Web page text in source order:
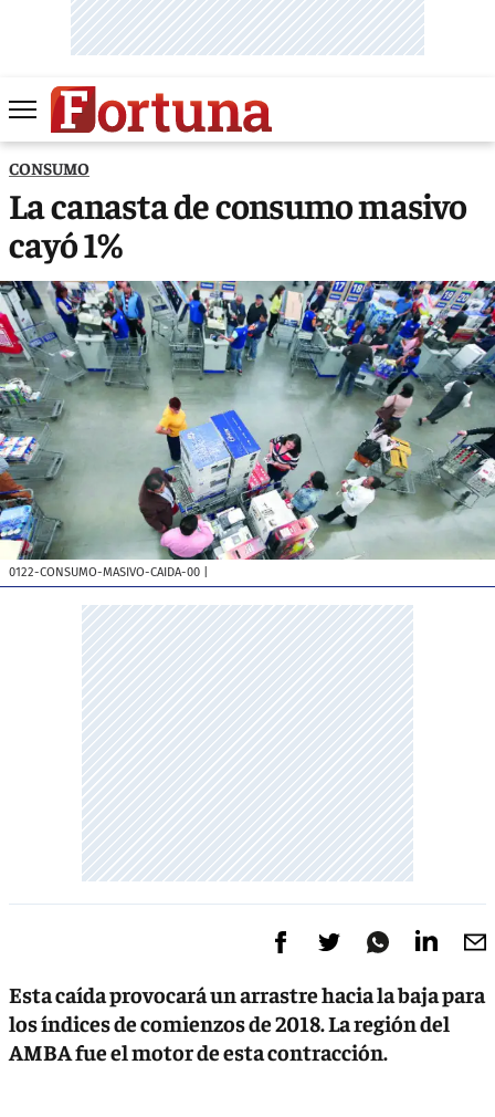
CONSUMO
La canasta de consumo masivo
cayó 1%
0122-CONSUMO-MASIVO-CAIDA-00
Esta caída provocará un arrastre hacia la baja para
los índices de comienzos de 2018. La región del
AMBA fue el motor de esta contracción.